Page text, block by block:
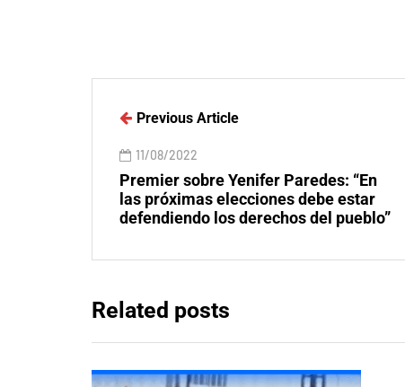
Previous Article
11/08/2022
Premier sobre Yenifer Paredes: “En
las próximas elecciones debe estar
defendiendo los derechos del pueblo”
Related posts